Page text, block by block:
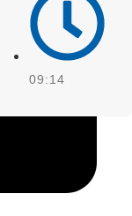
09:14